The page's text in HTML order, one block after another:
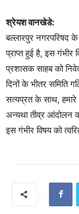
श्रेयश वानखेडे:
बल्लारपुर नगरपरिषद
प्राप्त हुई है, इस गंभीर
प्रशासक साहब को
दिनों के भीतर समिति
सत्यप्रत के साथ, हमारे
अन्यथा तीव्र आंदोलन
इस गंभीर विषय को